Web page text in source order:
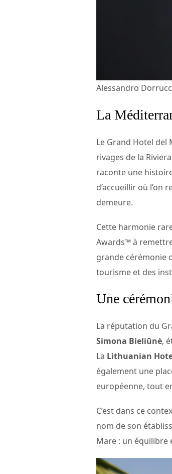
Alessandro
La
Le Grand Hotel del
rivages de la
raconte une
d’accueillir où
demeure.
Cette harmonie
Awards™ à
grande cérémonie
tourisme et des
Une
La réputation du
Simona Bieliūnė,
La Lithuanian
également une
européenne, tout
C’est dans ce
nom de son
Mare : un